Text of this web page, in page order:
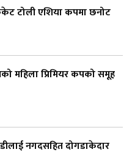
टोली एशिया कपमा छनोट
महिला प्रिमियर कपको समूह
नगदसहित दोगडाकेदार